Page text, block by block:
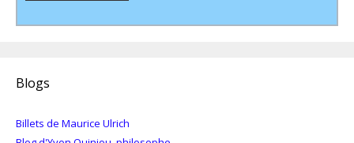
Blogs
Billets de Maurice Ulrich